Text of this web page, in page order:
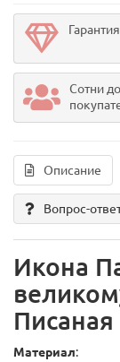
Сотни
Описание
Вопрос-
Икона
Писаная
Материал: